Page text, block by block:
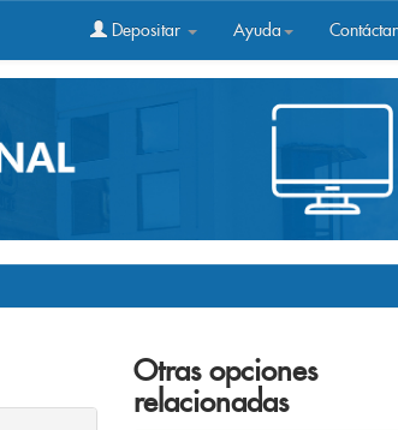
Depositar Ayuda
Otras opciones
relacionadas